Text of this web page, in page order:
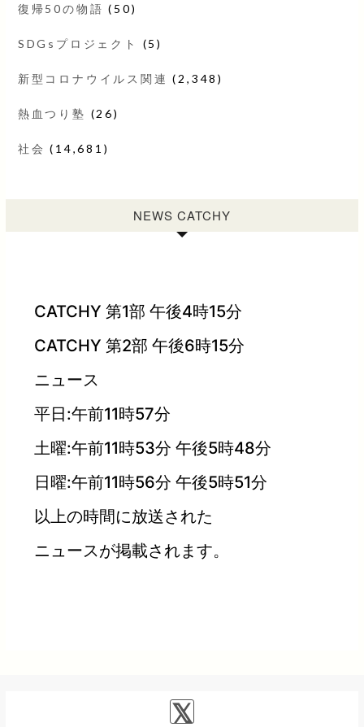
復帰50の物語 (50)
SDGsプロジェクト (5)
新型コロナウイルス関連 (2,348)
熱血つり塾 (26)
社会 (14,681)
NEWS CATCHY
CATCHY 第1部 午後4時15分
CATCHY 第2部 午後6時15分
ニュース
平日:午前11時57分
土曜:午前11時53分 午後5時48分
日曜:午前11時56分 午後5時51分
以上の時間に放送された
ニュースが掲載されます。